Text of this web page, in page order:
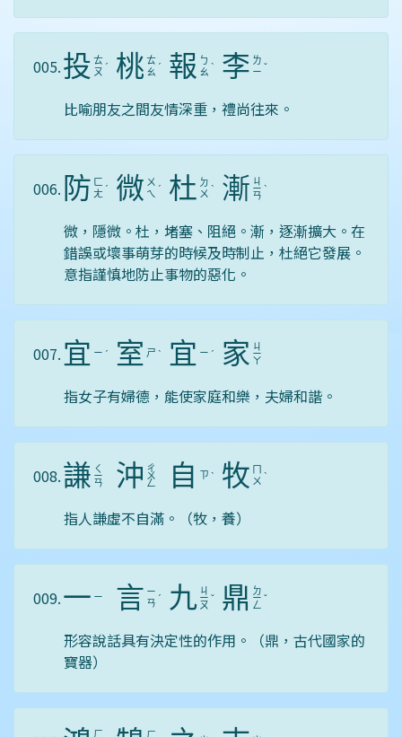
005.投 ㄊ
ㄡ ˊ 桃 ㄊ
ㄠ ˊ 報 ㄅ
ㄠ ˋ 李 ㄌ
ㄧ ˇ
比喻朋友之間友情深重，禮尚往來。
006. 防 ㄈ
ㄤ ˊ 微 ㄨ
ㄟ ˊ 杜 ㄉ
ㄨ ˋ 漸 ㄐ
ㄧ
ㄢ
ˋ
微，隱微。杜，堵塞、阻絕。漸，逐漸擴大。在
錯誤或壞事萌芽的時候及時制止，杜絕它發展。
意指謹慎地防止事物的惡化。
007. 宜 ㄧ ˊ 室 ㄕ ˋ 宜 ㄧ ˊ 家 ㄐ
ㄧ
ㄚ
指女子有婦德，能使家庭和樂，夫婦和諧。
008.謙 ㄑ
ㄧ
ㄢ 沖 ㄔ
ㄨ
ㄥ 自 ㄗ ˋ 牧 ㄇ
ㄨ ˋ
指人謙虛不自滿。（牧，養）
009.一 ㄧ 言 ㄧ
ㄢ ˊ 九 ㄐ
ㄧ
ㄡ
ˇ 鼎 ㄉ
ㄧ
ㄥ
ˇ
形容說話具有決定性的作用。（鼎，古代國家的
寶器）
ㄏ